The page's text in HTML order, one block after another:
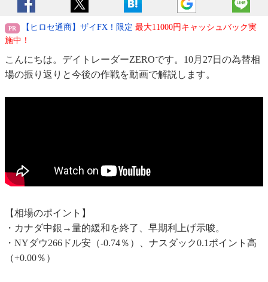
【ヒロセ通商】ザイFX！限定 最大11000円キャッシュバック実
施中！
こんにちは。デイトレーダーZEROです。10月27日の為替相
場の振り返りと今後の作戦を動画で解説します。
【相場のポイント】
・カナダ中銀→量的緩和を終了、早期利上げ示唆。
・NYダウ266ドル安（-0.74％）、ナスダック0.1ポイント高
（+0.00％）